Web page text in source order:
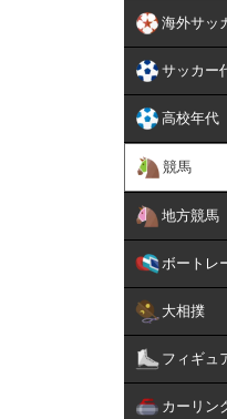
海外サッ
サッカー
高校年代
競馬
地方競馬
ボートレ
大相撲
フィギュ
カーリン